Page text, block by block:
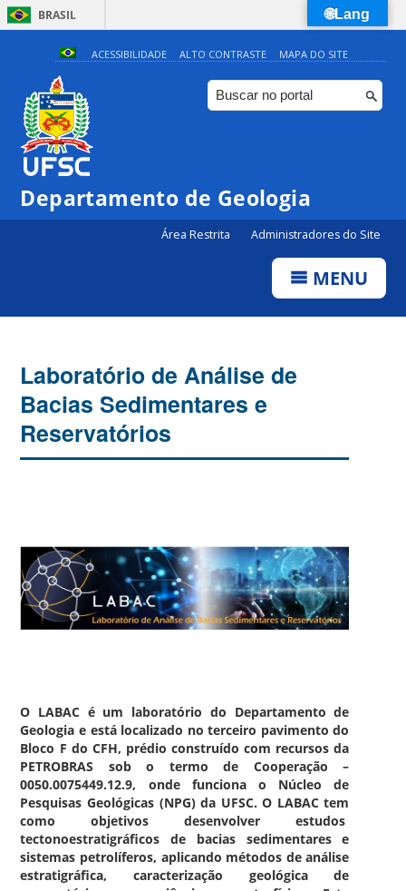
BRASIL
Simplifique!
Comunica BR
Participe
Canais
ACESSIBILIDADE ALTO CONTRASTE MAPA DO SITE
Departamento de Geologia
Área Restrita Administradores do Site
MENU
Laboratório de Análise de
Bacias Sedimentares e
Reservatórios
O LABAC é um laboratório do Departamento de
Geologia e está localizado no terceiro pavimento do
Bloco F do CFH, prédio construído com recursos da
PETROBRAS sob o termo de Cooperação –
0050.0075449.12.9, onde funciona o Núcleo de
Pesquisas Geológicas (NPG) da UFSC. O LABAC tem
como objetivos desenvolver estudos
tectonoestratigráficos de bacias sedimentares e
sistemas petrolíferos, aplicando métodos de análise
estratigráfica, caracterização geológica de
🌐Lang